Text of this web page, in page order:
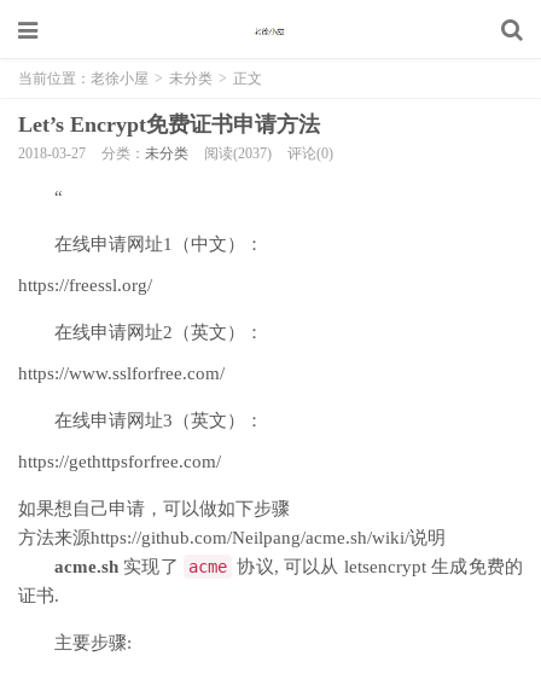
当前位置： 老徐小屋 > 未分类 > 正文
Let’s Encrypt免费证书申请方法
2018-03-27 分类： 未分类 阅读(2037) 评论(0)
“
在线申请网址1（中文）：
https://freessl.org/
在线申请网址2（英文）：
https://www.sslforfree.com/
在线申请网址3（英文）：
https://gethttpsforfree.com/
如果想自己申请，可以做如下步骤
方法来源https://github.com/Neilpang/acme.sh/wiki/说明
acme.sh 实现了 acme 协议, 可以从 letsencrypt 生成免费的
证书.
主要步骤: